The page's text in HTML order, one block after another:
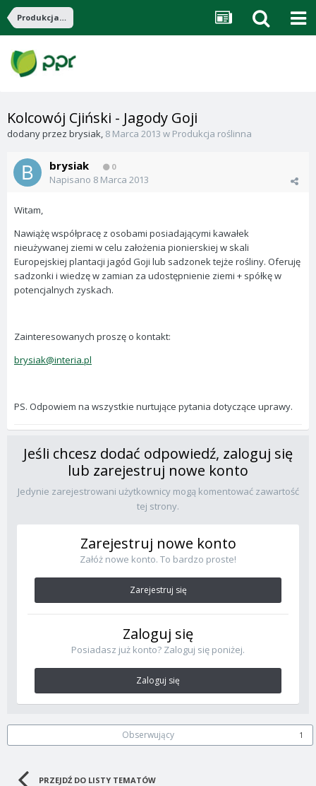
Produkcja roślinna
Kolcowój Cjiński - Jagody Goji
dodany przez brysiak, 8 Marca 2013 w Produkcja roślinna
brysiak 0
Napisano 8 Marca 2013
Witam,
Nawiążę współpracę z osobami posiadającymi kawałek
nieużywanej ziemi w celu założenia pionierskiej w skali
Europejskiej plantacji jagód Goji lub sadzonek tejże rośliny. Oferuję
sadzonki i wiedzę w zamian za udostępnienie ziemi + spółkę w
potencjalnych zyskach.
Zainteresowanych proszę o kontakt:
brysiak@interia.pl
PS. Odpowiem na wszystkie nurtujące pytania dotyczące uprawy.
Jeśli chcesz dodać odpowiedź, zaloguj się
lub zarejestruj nowe konto
Jedynie zarejestrowani użytkownicy mogą komentować zawartość
tej strony.
Zarejestruj nowe konto
Załóż nowe konto. To bardzo proste!
Zarejestruj się
Zaloguj się
Posiadasz już konto? Zaloguj się poniżej.
Zaloguj się
Obserwujący 1
PRZEJDŹ DO LISTY TEMATÓW